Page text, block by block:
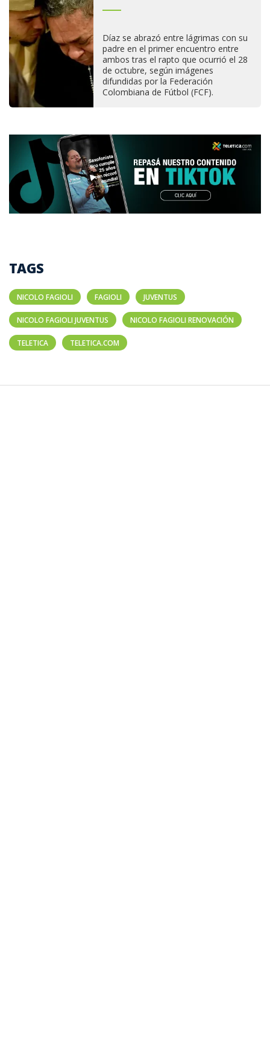
Díaz se abrazó entre lágrimas con su
padre en el primer encuentro entre
ambos tras el rapto que ocurrió el 28
de octubre, según imágenes
difundidas por la Federación
Colombiana de Fútbol (FCF).
TAGS
NICOLO FAGIOLI FAGIOLI JUVENTUS
NICOLO FAGIOLI JUVENTUS NICOLO FAGIOLI RENOVACIÓN
TELETICA TELETICA.COM